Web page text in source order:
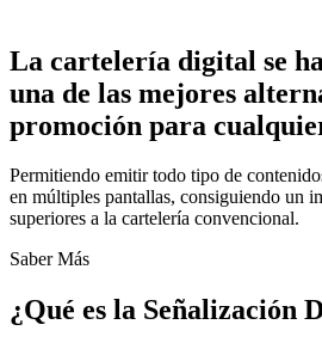
La cartelería digital se
una de las mejores
promoción para
Permitiendo emitir todo tipo de
en múltiples pantallas, consiguiendo un
superiores a la cartelería convencional.
Saber Más
¿Qué es la Señalización